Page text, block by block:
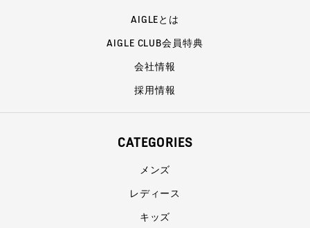
AIGLEとは
AIGLE CLUB会員特典
会社情報
採用情報
CATEGORIES
メンズ
レディース
キッズ